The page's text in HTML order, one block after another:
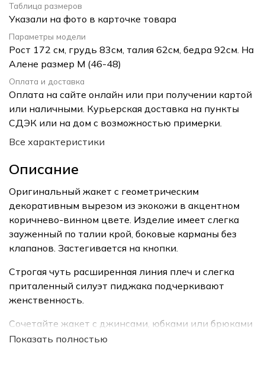
Таблица размеров
Указали на фото в карточке товара
Параметры модели
Рост 172 см, грудь 83см, талия 62см, бедра 92см. На
Алене размер M (46-48)
Оплата и доставка
Оплата на сайте онлайн или при получении картой
или наличными. Курьерская доставка на пункты
СДЭК или на дом с возможностью примерки.
Все характеристики
Описание
Оригинальный жакет с геометрическим
декоративным вырезом из экокожи в акцентном
коричнево-винном цвете. Изделие имеет слегка
зауженный по талии крой, боковые карманы без
клапанов. Застегивается на кнопки.
Строгая чуть расширенная линия плеч и слегка
приталенный силуэт пиджака подчеркивают
женственность.
Сочетайте жакет с джинсами, юбками или брюками
из нашей коллекции.
Показать полностью